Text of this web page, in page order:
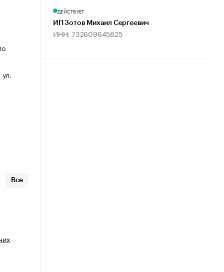
Все
ДЕЙСТВУЕТ
ИП Зотов Михаил Сергеевич
ИНН: 732609645825